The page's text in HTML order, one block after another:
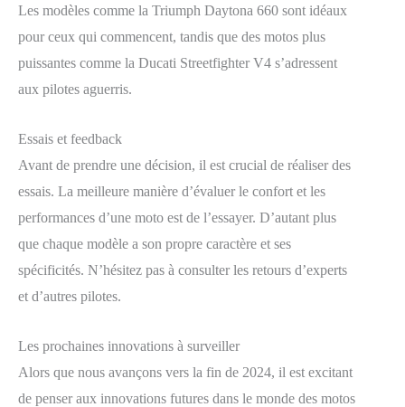
Les modèles comme la Triumph Daytona 660 sont idéaux
pour ceux qui commencent, tandis que des motos plus
puissantes comme la Ducati Streetfighter V4 s’adressent
aux pilotes aguerris.
Essais et feedback
Avant de prendre une décision, il est crucial de réaliser des
essais. La meilleure manière d’évaluer le confort et les
performances d’une moto est de l’essayer. D’autant plus
que chaque modèle a son propre caractère et ses
spécificités. N’hésitez pas à consulter les retours d’experts
et d’autres pilotes.
Les prochaines innovations à surveiller
Alors que nous avançons vers la fin de 2024, il est excitant
de penser aux innovations futures dans le monde des motos